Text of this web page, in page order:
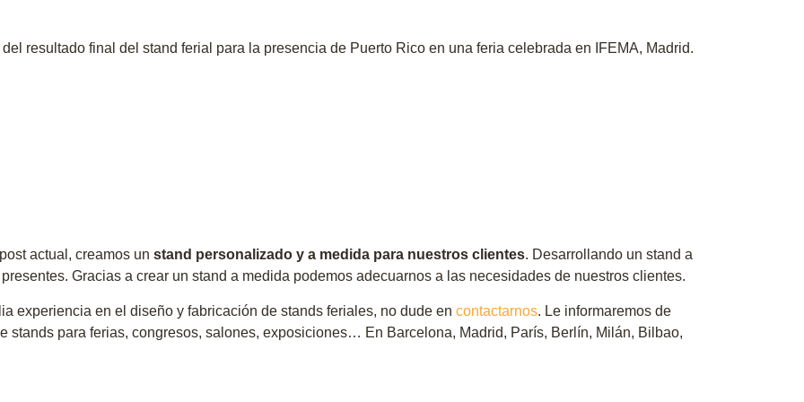
resultado final del stand ferial para la presencia de Puerto Rico en una feria celebrada en IFEMA, Madrid.
actual, creamos un stand personalizado y a medida para nuestros clientes. Desarrollando un stand a
Gracias a crear un stand a medida podemos adecuarnos a las necesidades de nuestros clientes.
experiencia en el diseño y fabricación de stands feriales, no dude en contactarnos. Le informaremos de
stands para ferias, congresos, salones, exposiciones… En Barcelona, Madrid, París, Berlín, Milán, Bilbao,